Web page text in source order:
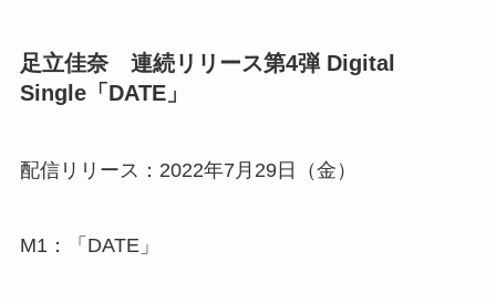
足立佳奈 連続リリース第4弾 Digital
Single「DATE」
配信リリース：2022年7月29日（金）
M1：「DATE」